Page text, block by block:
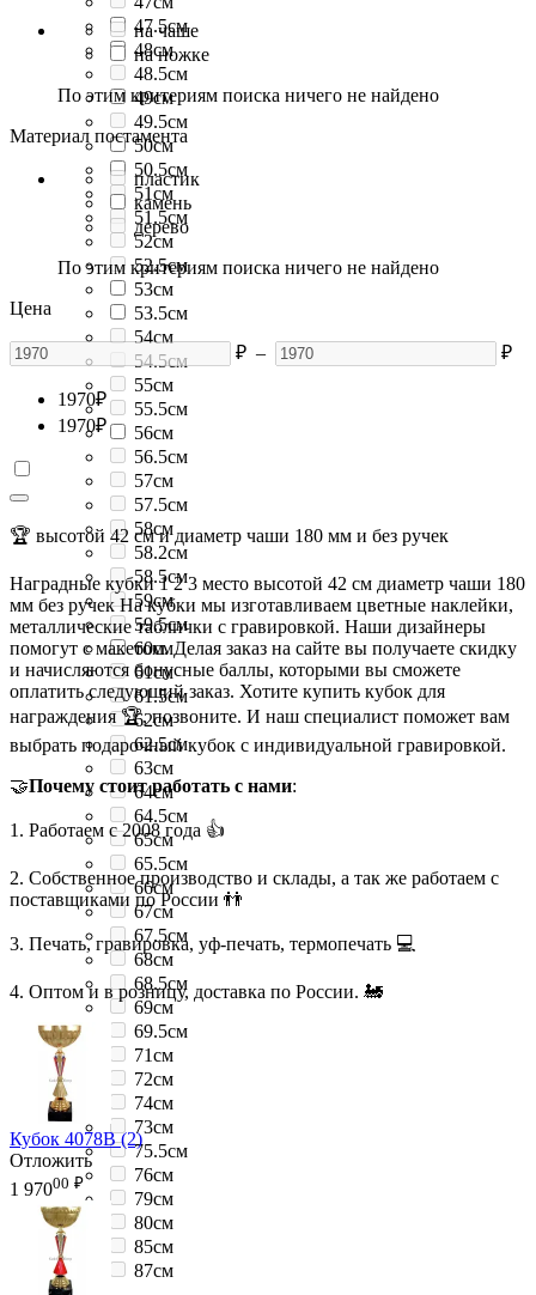
47.5см
48см
48.5см
49см
49.5см
50см
50.5см
51см
51.5см
52см
52.5см
53см
53.5см
54см
54.5см
55см
55.5см
56см
56.5см
57см
57.5см
58см
58.2см
58.5см
59см
59.5см
60см
61см
61.5см
62см
62.5см
63см
64см
64.5см
65см
65.5см
66см
67см
67.5см
68см
68.5см
69см
69.5см
71см
72см
74см
73см
75.5см
76см
79см
80см
85см
87см
на чаше
на ножке
По этим критериям поиска ничего не найдено
Материал постамента
пластик
камень
дерево
По этим критериям поиска ничего не найдено
Цена
₽ – ₽
1970₽
1970₽
🏆 высотой 42 см и диаметр чаши 180 мм и без ручек
Наградные кубки 1 2 3 место высотой 42 см диаметр чаши 180
мм без ручек На кубки мы изготавливаем цветные наклейки,
металлические таблички с гравировкой. Наши дизайнеры
помогут с макетом. Делая заказ на сайте вы получаете скидку
и начисляются бонусные баллы, которыми вы сможете
оплатить следующий заказ. Хотите купить кубок для
награждения 🏆, позвоните. И наш специалист поможет вам
выбрать подарочный кубок с индивидуальной гравировкой.
🤝Почему стоит работать с нами:
1. Работаем с 2008 года 👍
2. Собственное производство и склады, а так же работаем с
поставщиками по России 👬
3. Печать, гравировка, уф-печать, термопечать 💻
4. Оптом и в розницу, доставка по России. 🚂
Кубок 4078B (2)
Отложить
1 97000 ₽